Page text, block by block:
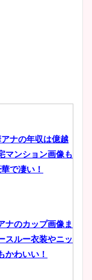
ナの年収は億越
マンション画像も
で凄い！
ナのカップ画像ま
スルー衣装やニッ
かわいい！